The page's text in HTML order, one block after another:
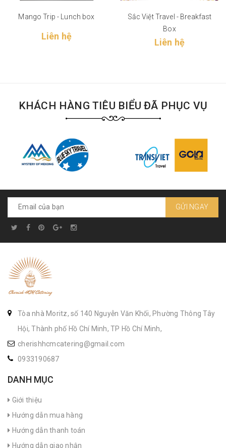
Mango Trip - Lunch box
Liên hệ
Sắc Việt Travel - Breakfast
Box
Liên hệ
KHÁCH HÀNG TIÊU BIỂU ĐÃ PHỤC VỤ
GỬI NGAY
Tòa nhà Moritz, số 140 Nguyễn Văn Khối, Phường Thông Tây
Hội, Thành phố Hồ Chí Minh, TP Hồ Chí Minh,
cherishhcmcatering@gmail.com
0933190687
DANH MỤC
Giới thiệu
Hướng dẫn mua hàng
Hướng dẫn thanh toán
Hướng dẫn giao nhận